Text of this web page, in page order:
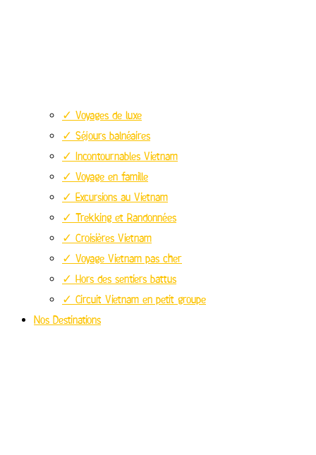
✓ Voyages de luxe
✓ Séjours balnéaires
✓ Incontournables Vietnam
✓ Voyage en famille
✓ Excursions au Vietnam
✓ Trekking et Randonnées
✓ Croisières Vietnam
✓ Voyage Vietnam pas cher
✓ Hors des sentiers battus
✓ Circuit Vietnam en petit groupe
Nos Destinations